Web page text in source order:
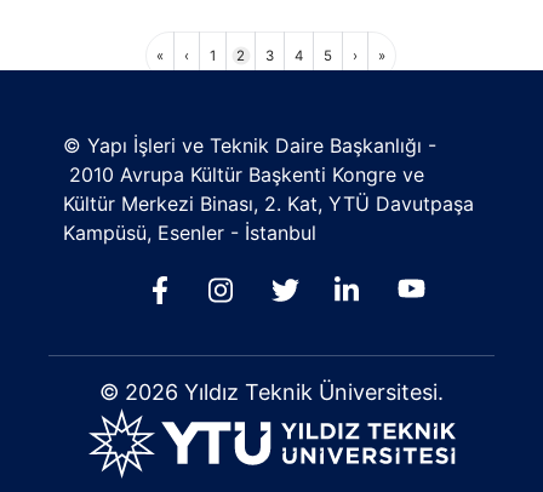
Sayfalama
İlk
«
Önceki
‹ Sayfa
1 Sayfa
2 Sayfa
3 Sayfa
4 Sayfa
5
Sonraki
›
Son
»
© Yapı İşleri ve Teknik Daire Başkanlığı -
2010 Avrupa Kültür Başkenti Kongre ve
Kültür Merkezi Binası, 2. Kat, YTÜ Davutpaşa
Kampüsü, Esenler - İstanbul
© 2026 Yıldız Teknik Üniversitesi.